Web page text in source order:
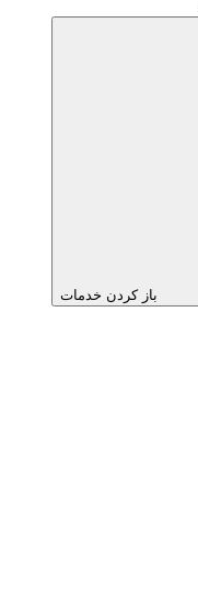
باز کردن خدمات